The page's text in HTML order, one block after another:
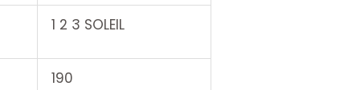
1 2 3 SOLEIL
190